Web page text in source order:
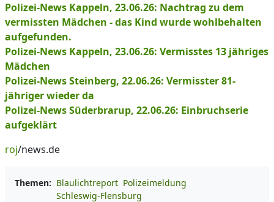
Polizei-News Kappeln, 23.06.26: Nachtrag zu dem
vermissten Mädchen - das Kind wurde wohlbehalten
aufgefunden.
Polizei-News Kappeln, 23.06.26: Vermisstes 13 jähriges
Mädchen
Polizei-News Steinberg, 22.06.26: Vermisster 81-
jähriger wieder da
Polizei-News Süderbrarup, 22.06.26: Einbruchserie
aufgeklärt
roj/news.de
Themen: Blaulichtreport Polizeimeldung
Schleswig-Flensburg